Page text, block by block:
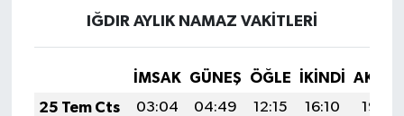
IĞDIR AYLIK NAMAZ VAKITLERI
İMSAK GÜNEŞ ÖĞLE İKINDI
25 Tem Cts
03:04 04:49 12:15 16:10
19:32